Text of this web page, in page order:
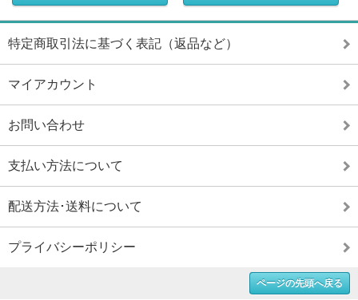
特定商取引法に基づく表記（返品など）
マイアカウント
お問い合わせ
支払い方法について
配送方法･送料について
プライバシーポリシー
ページの先頭へ戻る